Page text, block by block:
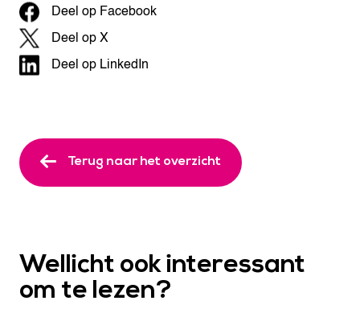
Deel op Facebook
Deel op X
Deel op LinkedIn
Terug naar het overzicht
Wellicht ook interessant
om te lezen?